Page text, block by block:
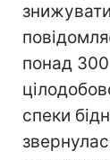
понад
спеки